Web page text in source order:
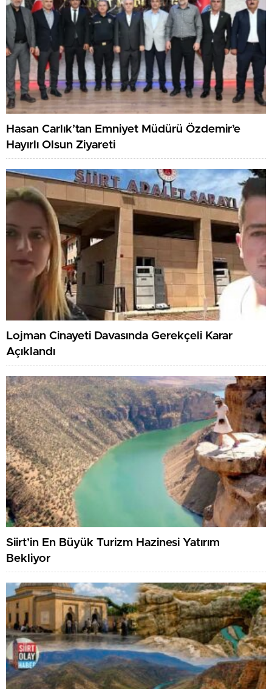
Hasan Carlık’tan Emniyet Müdürü Özdemir’e
Hayırlı Olsun Ziyareti
Lojman Cinayeti Davasında Gerekçeli Karar
Açıklandı
Siirt’in En Büyük Turizm Hazinesi Yatırım
Bekliyor